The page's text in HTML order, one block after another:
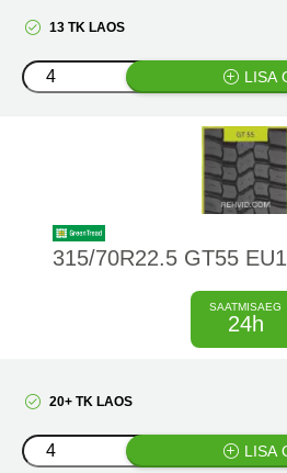
13 TK LAOS
LISA
315/70R22.5 GT55
SAATMISAEG
24h
20+ TK LAOS
LISA